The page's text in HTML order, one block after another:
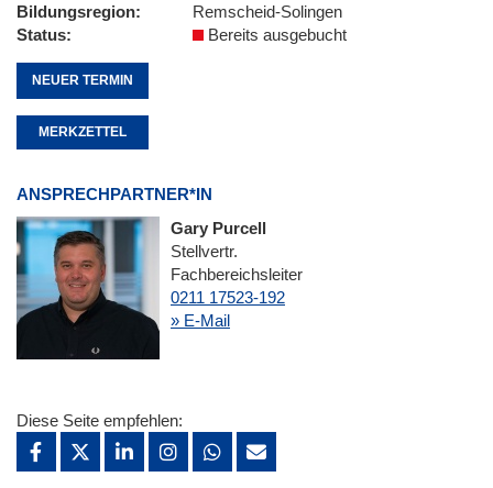
Bildungsregion
Remscheid-Solingen
Status
Bereits ausgebucht
NEUER TERMIN
MERKZETTEL
ANSPRECHPARTNER*IN
Gary Purcell
Stellvertr.
Fachbereichsleiter
0211 17523-192
» E-Mail
Diese Seite empfehlen: